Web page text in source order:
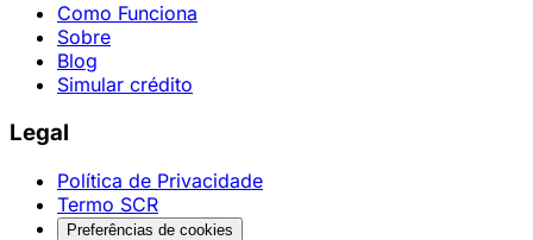
Como Funciona
Sobre
Blog
Simular crédito
Legal
Política de Privacidade
Termo SCR
Preferências de cookies